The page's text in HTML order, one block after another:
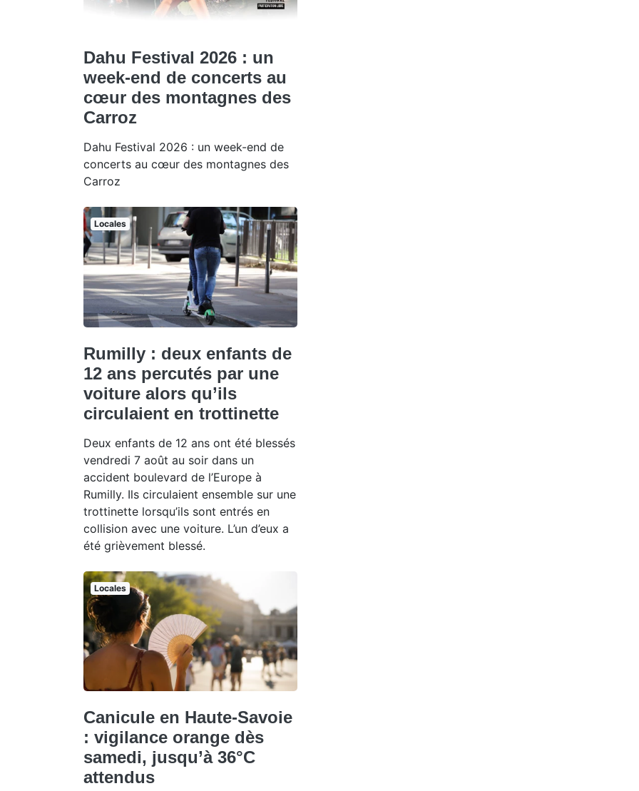
Dahu Festival 2026 : un
week-end de concerts au
cœur des montagnes des
Carroz
Dahu Festival 2026 : un week-end de
concerts au cœur des montagnes des
Carroz
Locales
Rumilly : deux enfants de
12 ans percutés par une
voiture alors qu’ils
circulaient en trottinette
Deux enfants de 12 ans ont été blessés
vendredi 7 août au soir dans un
accident boulevard de l’Europe à
Rumilly. Ils circulaient ensemble sur une
trottinette lorsqu’ils sont entrés en
collision avec une voiture. L’un d’eux a
été grièvement blessé.
Locales
Canicule en Haute-Savoie
: vigilance orange dès
samedi, jusqu’à 36°C
attendus